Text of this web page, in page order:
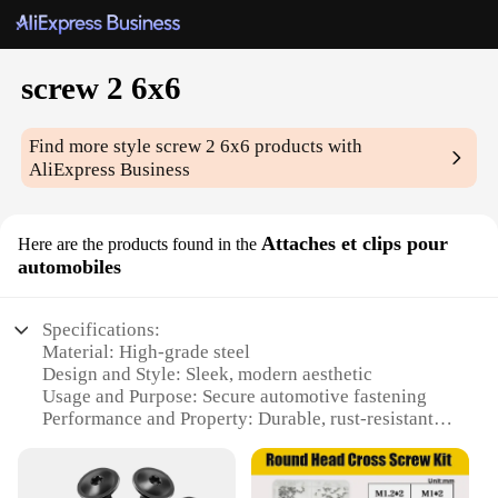
screw 2 6x6
Find more stylescrew 2 6x6 products with
AliExpress Business
Here are the products found in the Attaches et clips pour
automobiles
Specifications:
Material: High-grade steel
Design and Style: Sleek, modern aesthetic
Usage and Purpose: Secure automotive fastening
Performance and Property: Durable, rust-resistant
Quantity: Available in sets